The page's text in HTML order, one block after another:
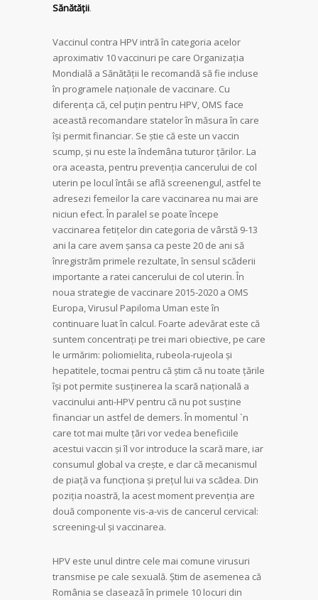
Sănătăţii.
Vaccinul contra HPV intră în categoria acelor
aproximativ 10 vaccinuri pe care Organizaţia
Mondială a Sănătăţii le recomandă să fie incluse
în programele naţionale de vaccinare. Cu
diferenţa că, cel puţin pentru HPV, OMS face
această recomandare statelor în măsura în care
îşi permit financiar. Se ştie că este un vaccin
scump, şi nu este la îndemâna tuturor ţărilor. La
ora aceasta, pentru prevenţia cancerului de col
uterin pe locul întâi se află screenengul, astfel te
adresezi femeilor la care vaccinarea nu mai are
niciun efect. În paralel se poate începe
vaccinarea fetiţelor din categoria de vârstă 9-13
ani la care avem şansa ca peste 20 de ani să
înregistrăm primele rezultate, în sensul scăderii
importante a ratei cancerului de col uterin. În
noua strategie de vaccinare 2015-2020 a OMS
Europa, Virusul Papiloma Uman este în
continuare luat în calcul. Foarte adevărat este că
suntem concentraţi pe trei mari obiective, pe care
le urmărim: poliomielita, rubeola-rujeola şi
hepatitele, tocmai pentru că ştim că nu toate ţările
îşi pot permite susţinerea la scară naţională a
vaccinului anti-HPV pentru că nu pot susţine
financiar un astfel de demers. În momentul `n
care tot mai multe ţări vor vedea beneficiile
acestui vaccin şi îl vor introduce la scară mare, iar
consumul global va creşte, e clar că mecanismul
de piaţă va funcţiona şi preţul lui va scădea. Din
poziţia noastră, la acest moment prevenţia are
două componente vis-a-vis de cancerul cervical:
screening-ul şi vaccinarea.
HPV este unul dintre cele mai comune virusuri
transmise pe cale sexuală. Ştim de asemenea că
România se clasează în primele 10 locuri din